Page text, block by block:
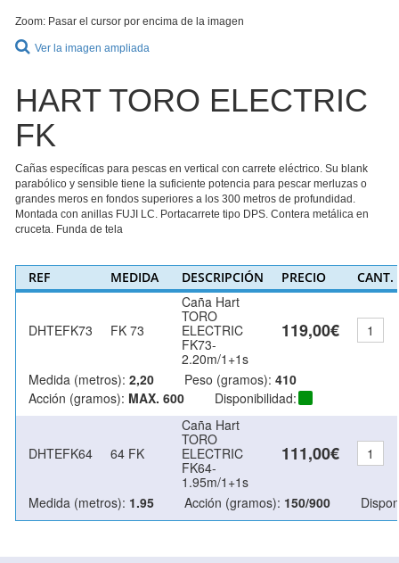
Zoom: Pasar el cursor por encima de la imagen
Ver la imagen ampliada
HART TORO ELECTRIC
FK
Cañas específicas para pescas en vertical con carrete eléctrico. Su blank
parabólico y sensible tiene la suficiente potencia para pescar merluzas o
grandes meros en fondos superiores a los 300 metros de profundidad.
Montada con anillas FUJI LC. Portacarrete tipo DPS. Contera metálica en
cruceta. Funda de tela
REF MEDIDA DESCRIPCIÓN PRECIO CANT.
DHTEFK73 FK 73
Caña Hart
TORO
ELECTRIC
FK73-
2.20m/1+1s
119,00€
Medida (metros): 2,20 Peso (gramos): 410
Acción (gramos): MAX. 600 Disponibilidad:
DHTEFK64 64 FK
Caña Hart
TORO
ELECTRIC
FK64-
1.95m/1+1s
111,00€
Medida (metros): 1.95 Acción (gramos): 150/900